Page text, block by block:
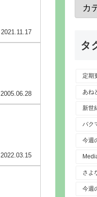
2021.11.17
2005.06.28
2022.03.15
タ
定期
あね
新世
バク
今週
さよ
今週